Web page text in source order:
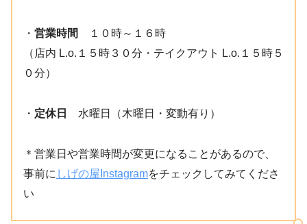
・ 営業時間
１０時～１６時
（店内 L.o.１５時３０分・テイクアウト L.o.１５時５
０分）
・ 定休日 水曜日（木曜日・変動有り）
＊営業日や営業時間が変更になることがあるので、
事前に しげの屋Instagramをチェックしてみてくださ
い